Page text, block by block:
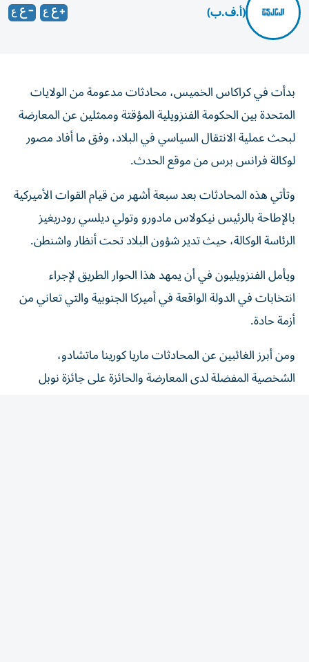
(أ.ف.ب)
بدأت في كراكاس الخميس، محادثات مدعومة من الولايات
المتحدة بين الحكومة الفنزويلية المؤقتة وممثلين عن المعارضة
لبحث عملية الانتقال السياسي في البلاد، وفق ما أفاد مصور
لوكالة فرانس برس من موقع الحدث.
وتأتي هذه المحادثات بعد سبعة أشهر من قيام القوات الأميركية
بالإطاحة بالرئيس نيكولاس مادورو وتولي ديلسي رودريغيز
الرئاسة الوكالة، حيث تدير شؤون البلاد تحت أنظار واشنطن.
ويأمل الفنزويليون في أن يمهد هذا الحوار الطريق لإجراء
انتخابات في الدولة الواقعة في أميركا الجنوبية والتي تعاني من
أزمة حادة.
ومن أبرز الغائبين عن المحادثات ماريا كورينا ماتشادو،
الشخصية المفضلة لدى المعارضة والحائزة على جائزة نوبل
للسلام، التي لم تتلق دعوة للمشاركة.